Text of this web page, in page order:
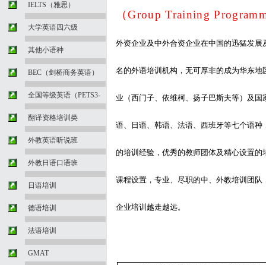
IELTS（雅思）
大学英语四六级
其他小语种
BEC（剑桥商务英语）
全国等级英语（PETS3-
翻译资格培训类
外教英语听说班
外教日语口语班
日语培训
德语培训
法语培训
GMAT
（Group Training
外资企业及中外合资企业在中国的迅猛发
名的外语培训机构，无可厚非的成为华东
业（西门子、依维柯、扬子巴斯夫等）及
语、日语、韩语、法语、西班牙等七个语
的培训经验，优秀的教师团体及精心设置
课程设置，专业、尽职的中、外教培训团
企业培训越走越远。